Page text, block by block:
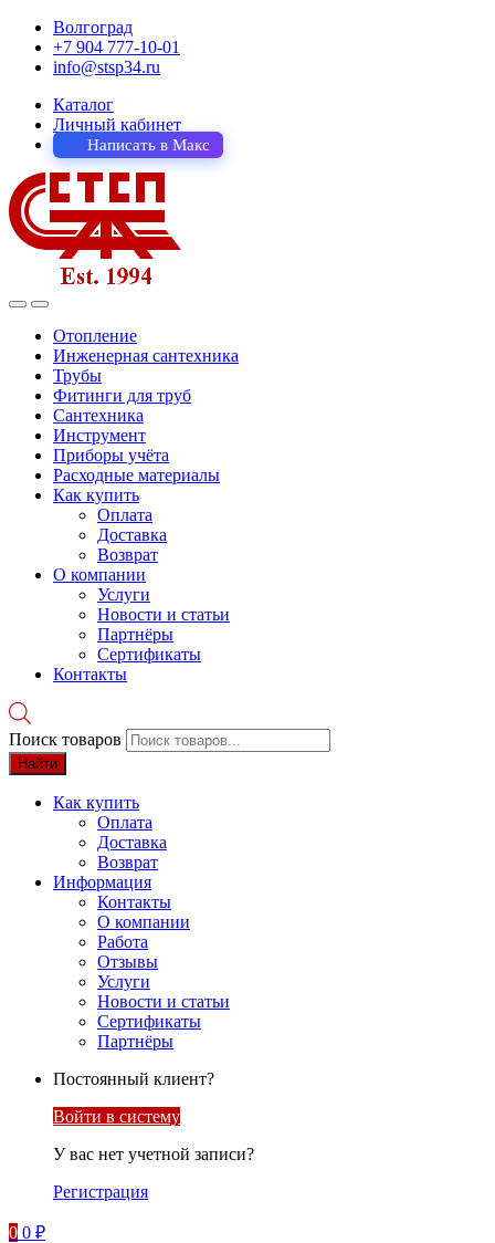
Волгоград
+7 904 777-10-01
info@stsp34.ru
Каталог
Личный кабинет
Написать в Макс
Отопление
Инженерная сантехника
Трубы
Фитинги для труб
Сантехника
Инструмент
Приборы учёта
Расходные материалы
Как купить
Оплата
Доставка
Возврат
О компании
Услуги
Новости и статьи
Партнёры
Сертификаты
Контакты
Поиск товаров
Найти
Как купить
Оплата
Доставка
Возврат
Информация
Контакты
О компании
Работа
Отзывы
Услуги
Новости и статьи
Сертификаты
Партнёры
Постоянный клиент?
Войти в систему
У вас нет учетной записи?
Регистрация
0 0 ₽